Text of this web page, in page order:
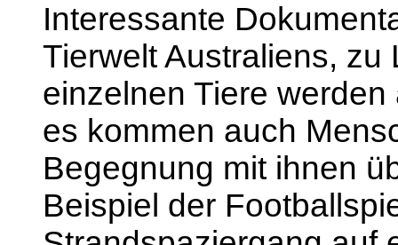
Interessante
Tierwelt Australiens, zu
einzelnen Tiere
es kommen auch
Begegnung mit ihnen
Beispiel der